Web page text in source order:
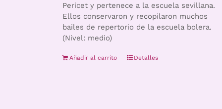
Pericet y pertenece a la escuela sevillana.
Ellos conservaron y recopilaron muchos
bailes de repertorio de la escuela bolera.
(Nivel: medio)
Añadir al carrito Detalles